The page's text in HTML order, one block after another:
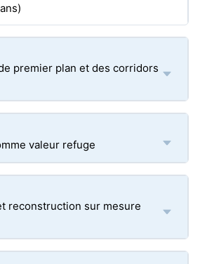
premier plan et des corridors
valeur refuge
reconstruction sur mesure